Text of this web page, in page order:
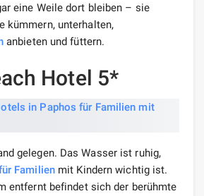
eine Weile dort bleiben – sie
kümmern, unterhalten,
anbieten und füttern.
Hotel 5*
gelegen. Das Wasser ist ruhig,
Familienmit Kindern wichtig ist.
entfernt befindet sich der berühmte